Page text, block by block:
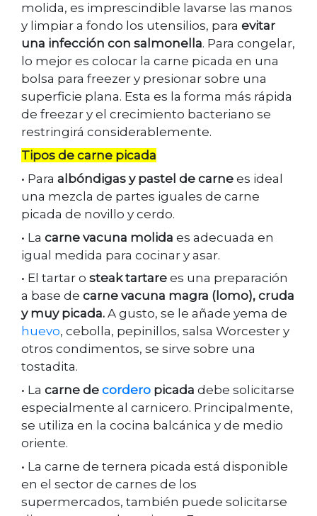
molida, es imprescindible lavarse las manos
y limpiar a fondo los utensilios, para evitar
una infección con salmonella. Para congelar,
lo mejor es colocar la carne picada en una
bolsa para freezer y presionar sobre una
superficie plana. Esta es la forma más rápida
de freezar y el crecimiento bacteriano se
restringirá considerablemente.
Tipos de carne picada
• Para albóndigas y pastel de carne es ideal
una mezcla de partes iguales de carne
picada de novillo y cerdo.
• La carne vacuna molida es adecuada en
igual medida para cocinar y asar.
• El tartar o steak tartare es una preparación
a base de carne vacuna magra (lomo), cruda
y muy picada. A gusto, se le añade yema de
huevo, cebolla, pepinillos, salsa Worcester y
otros condimentos, se sirve sobre una
tostadita.
• La carne de cordero picada debe solicitarse
especialmente al carnicero. Principalmente,
se utiliza en la cocina balcánica y de medio
oriente.
• La carne de ternera picada está disponible
en el sector de carnes de los
supermercados, también puede solicitarse